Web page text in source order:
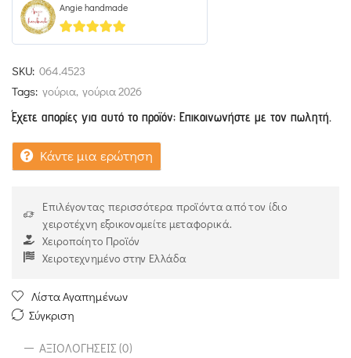
Angie handmade
5out of 5
SKU: 064.4523
Tags: γούρια, γούρια 2026
Έχετε απορίες για αυτό το προϊόν; Επικοινωνήστε με τον πωλητή.
Κάντε μια ερώτηση
Επιλέγοντας περισσότερα προϊόντα από τον ίδιο
χειροτέχνη εξοικονομείτε μεταφορικά.
Χειροποίητο Προϊόν
Χειροτεχνημένο στην Ελλάδα
Λίστα Αγαπημένων
Σύγκριση
ΑΞΙΟΛΟΓΉΣΕΙΣ (0)